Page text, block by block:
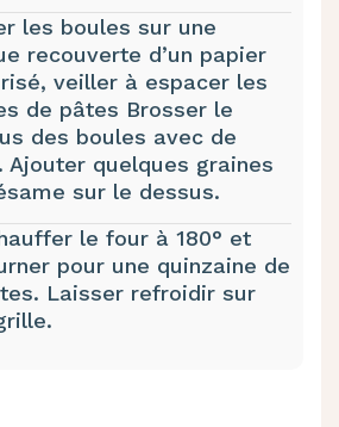
les boules sur une
recouverte d’un papier
veiller à espacer les
de pâtes Brosser le
des boules avec de
Ajouter quelques graines
sur le dessus.
le four à 180° et
pour une quinzaine de
Laisser refroidir sur